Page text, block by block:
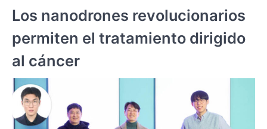
Los nanodrones revolucionarios
permiten el tratamiento dirigido
al cáncer